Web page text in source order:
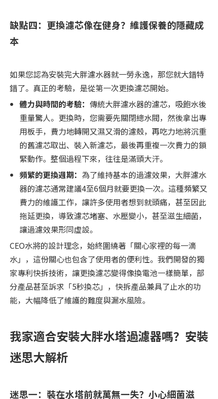
缺點四：更換濾芯像在健身？維護保養的隱藏成
本
如果您認為安裝完大胖濾水器就一勞永逸，那您就大錯特
錯了。真正的考驗，是從第一次更換濾芯開始。
體力與時間的考驗： 傳統大胖濾水器的濾芯，吸飽水後
重量驚人。更換時，您需要先關閉總水閥，然後拿出專
用板手，費力地轉開又濕又滑的濾殼，再吃力地將沉重
的舊濾芯取出、裝入新濾芯，最後再重複一次費力的鎖
緊動作。整個過程下來，往往是滿頭大汗。
頻繁的更換週期： 為了維持基本的過濾效果，大胖濾水
器的濾芯通常建議4至6個月就要更換一次。這種頻繁又
費力的維護工作，讓許多使用者想到就頭痛，甚至因此
拖延更換，導致濾芯堵塞、水壓變小，甚至滋生細菌，
讓過濾效果形同虛設。
CEO水將的設計理念，始終圍繞著「關心家裡的每一滴
水」，這份關心也包含了使用者的便利性。我們開發的獨
家專利快拆技術，讓更換濾芯變得像換電池一樣簡單，部
分產品甚至訴求「5秒換芯」，快拆產品兼具了止水的功
能，大幅降低了維護的難度與漏水風險。
我家適合安裝大胖水塔過濾器嗎？安裝
迷思大解析
迷思一：裝在水塔前就萬無一失？小心細菌滋